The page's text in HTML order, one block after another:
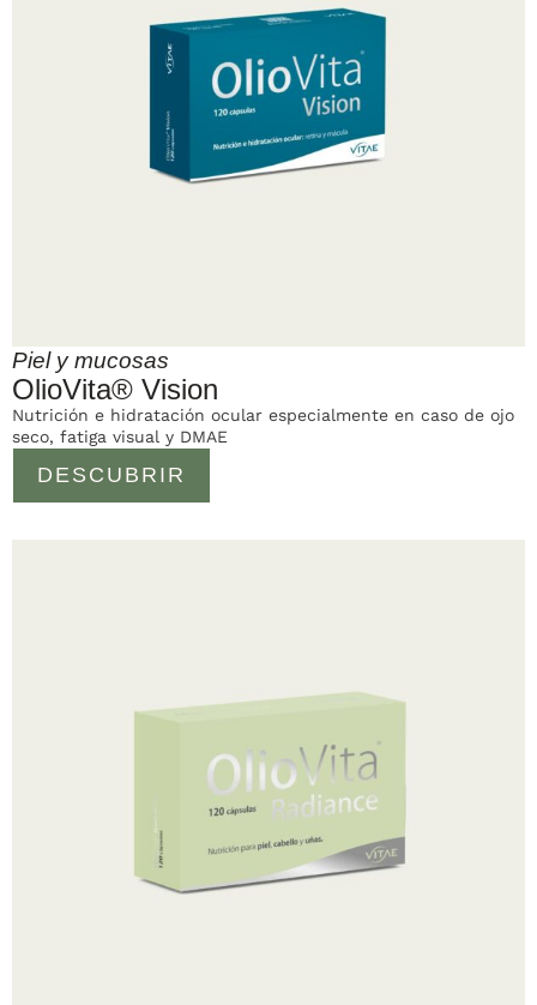
Piel y mucosas
OlioVita® Vision
DESCUBRIR
Nutrición e hidratación ocular especialmente en caso de ojo
seco, fatiga visual y DMAE